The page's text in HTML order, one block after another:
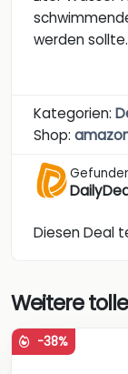
werden sollte.
Kategorien:
Shop:
Diesen Deal
Weitere
-38%